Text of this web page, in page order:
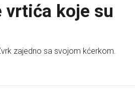
vrtića koje su
zajedno sa svojom kćerkom.